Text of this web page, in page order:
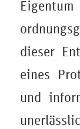
dieser
eines
und